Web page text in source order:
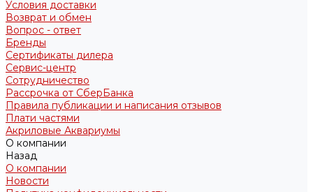
Условия доставки
Возврат и обмен
Вопрос - ответ
Бренды
Сертификаты дилера
Сервис-центр
Сотрудничество
Рассрочка от СберБанка
Правила публикации и написания отзывов
Плати частями
Акриловые Аквариумы
О компании
Назад
О компании
Новости